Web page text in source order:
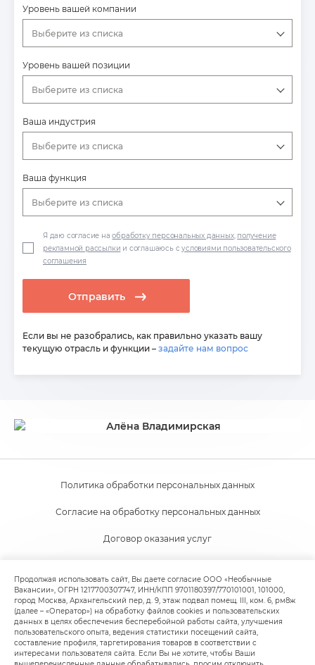
Уровень вашей компании
Выберите из списка
Уровень вашей позиции
Выберите из списка
Ваша индустрия
Выберите из списка
Ваша функция
Выберите из списка
Я даю согласие наобработку персональных данных, получение
рекламной рассылки и соглашаюсь сусловиями пользовательского
соглашения
Отправить
Если вы не разобрались, как правильно указать вашу
текущую отрасль и функции – задайте нам вопрос
Политика обработки персональных данных
Согласие на обработку персональных данных
Договор оказания услуг
Пользовательское соглашение
Политика обработки файлов cookie
Продолжая использовать сайт, Вы даете согласие ООО «Необычные
Вакансии», ОГРН 1217700307747, ИНН/КПП 9701180397/770101001, 101000,
город Москва, Архангельский пер, д. 9, этаж подвал помещ. III, ком. 6, рм8ж
(далее – «Оператор») на обработку файлов cookies и пользовательских
данных в целях обеспечения бесперебойной работы сайта, улучшения
пользовательского опыта, ведения статистики посещений сайта,
составление профиля, таргетирования товаров в соответствии с
интересами пользователя сайта. Если Вы не хотите, чтобы Ваши